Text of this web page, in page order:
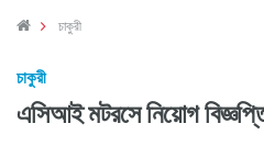
চাকুরী
চাকুরী
এসিআই মটরসে নিয়োগ